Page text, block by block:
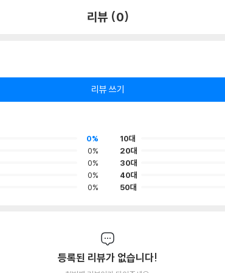
리뷰 (0)
리뷰 쓰기
0%
0%
0%
0%
0%
10대
20대
30대
40대
50대
등록된 리뷰가 없습니다!